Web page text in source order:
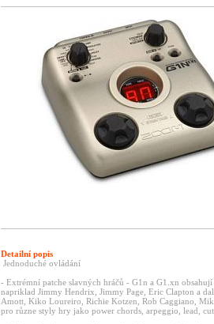
Detailní popis
Jednoduché ovládání
- Extrémní patche slavných hráčů - G1n a G1.xn
napriklad Jimmy Hendrix, Jimmy Page, Eric Clapton a
Amott, Kiko Loureiro, Richie Kotzen, Rob Caggiano,
pro různe styly hry jako power chords, arpeggio, lead,